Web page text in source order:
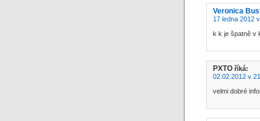
Veronica
17 ledna 2012
k k je špatně v
PXTO říká:
02.02.2012 v
velmi dobré